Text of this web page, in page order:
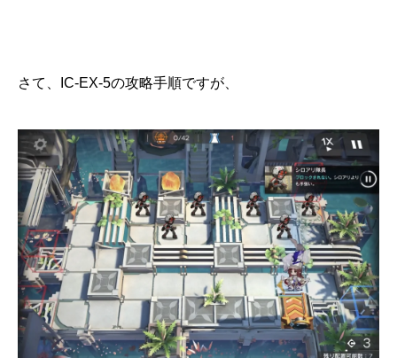
さて、IC-EX-5の攻略手順ですが、